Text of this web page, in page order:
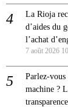
La Rioja
d’aides du
l’achat
7 août 2026
Parlez-
machine ?